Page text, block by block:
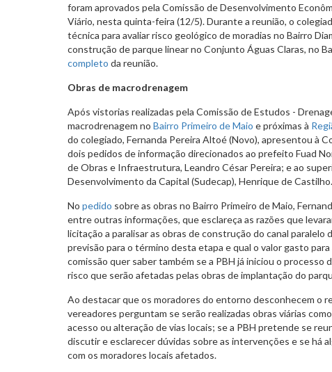
foram aprovados pela Comissão de Desenvolvimento
Viário, nesta quinta-feira (12/5). Durante a reunião, o
técnica para avaliar risco geológico de moradias no Bairro
construção de parque linear no Conjunto Águas Claras, no
completo da reunião.
Obras de macrodrenagem
Após vistorias realizadas pela Comissão de Estudos -
macrodrenagem no Bairro Primeiro de Maio e próximas à
do colegiado, Fernanda Pereira Altoé (Novo), apresentou à
dois pedidos de informação direcionados ao prefeito Fuad
de Obras e Infraestrutura, Leandro César Pereira; e ao
Desenvolvimento da Capital (Sudecap), Henrique de Castilho.
No pedido sobre as obras no Bairro Primeiro de Maio,
entre outras informações, que esclareça as razões que
licitação a paralisar as obras de construção do canal paralelo
previsão para o término desta etapa e qual o valor gasto
comissão quer saber também se a PBH já iniciou o processo
risco que serão afetadas pelas obras de implantação do
Ao destacar que os moradores do entorno desconhecem o
vereadores perguntam se serão realizadas obras viárias
acesso ou alteração de vias locais; se a PBH pretende se
discutir e esclarecer dúvidas sobre as intervenções e se há
com os moradores locais afetados.